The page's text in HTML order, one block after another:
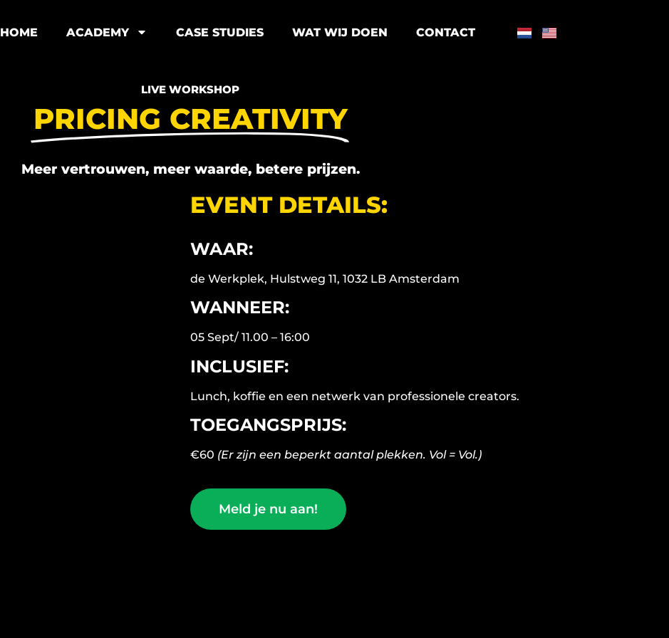
HOME ACADEMY CASE STUDIES WAT WIJ DOEN CONTACT
LIVE WORKSHOP
PRICING CREATIVITY
Meer vertrouwen, meer waarde, betere prijzen.
EVENT DETAILS:
WAAR:
de Werkplek, Hulstweg 11, 1032 LB Amsterdam
WANNEER:
05 Sept/ 11.00 – 16:00
INCLUSIEF:
Lunch, koffie en een netwerk van professionele creators.
TOEGANGSPRIJS:
€60 (Er zijn een beperkt aantal plekken. Vol = Vol.)
Meld je nu aan!